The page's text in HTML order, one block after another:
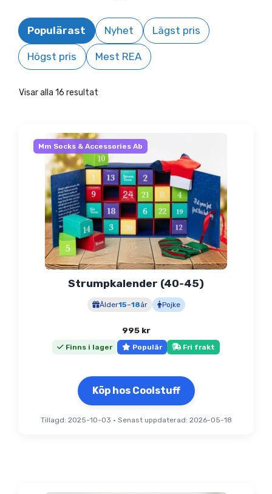
Populärast Nyhet Lägst pris
Högst pris Mest REA
Visar alla 16 resultat
Mm Socks & Accessories Ab
Strumpkalender (40-45)
Ålder15–18år Pojke
995 kr
Finns i lager Populär Fri frakt
Köp hos Coolstuff
Tillagd: 2025-10-03 • Senast uppdaterad: 2026-05-18